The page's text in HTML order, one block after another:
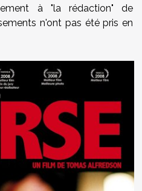
à "la rédaction" de
n'ont pas été pris en